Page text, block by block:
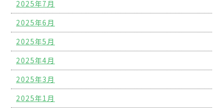
2025年7月
2025年6月
2025年5月
2025年4月
2025年3月
2025年1月